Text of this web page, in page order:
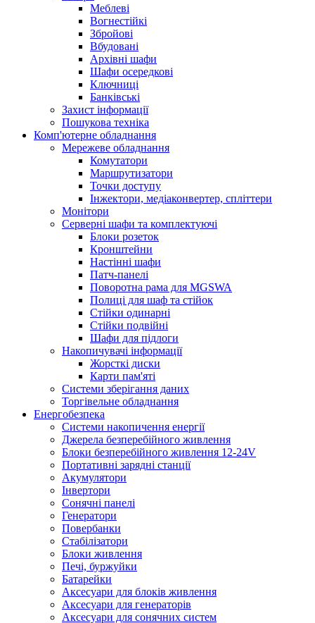
Меблеві
Вогнестійкі
Збройові
Вбудовані
Архівні шафи
Шафи осередкові
Ключниці
Банківські
Захист інформації
Пошукова техніка
Комп'ютерне обладнання
Мережеве обладнання
Комутатори
Маршрутизатори
Точки доступу
Інжектори, медіаконвертер, спліттери
Монітори
Серверні шафи та комплектуючі
Блоки розеток
Кронштейни
Настінні шафи
Патч-панелі
Поворотна рама для MGSWA
Полиці для шаф та стійок
Стійки одинарні
Стійки подвійні
Шафи для підлоги
Накопичувачі інформації
Жорсткі диски
Карти пам'яті
Системи зберігання даних
Торгівельне обладнання
Енергобезпека
Системи накопичення енергії
Джерела безперебійного живлення
Блоки безперебійного живлення 12-24V
Портативні зарядні станції
Акумулятори
Інвертори
Сонячні панелі
Генератори
Повербанки
Стабілізатори
Блоки живлення
Печі, буржуйки
Батарейки
Аксесуари для блоків живлення
Аксесуари для генераторів
Аксесуари для сонячних систем